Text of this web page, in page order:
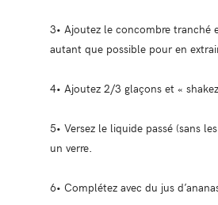
3• Ajoutez le concombre tranché
autant que possible pour en
4• Ajoutez 2/3 glaçons et « shakez
5• Versez le liquide passé (sans
un verre.
6• Complétez avec du jus